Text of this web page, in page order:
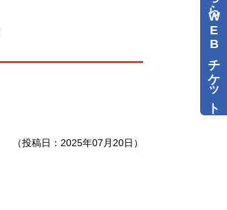
（投稿日：2025年07月20日）
くららWEBチケット